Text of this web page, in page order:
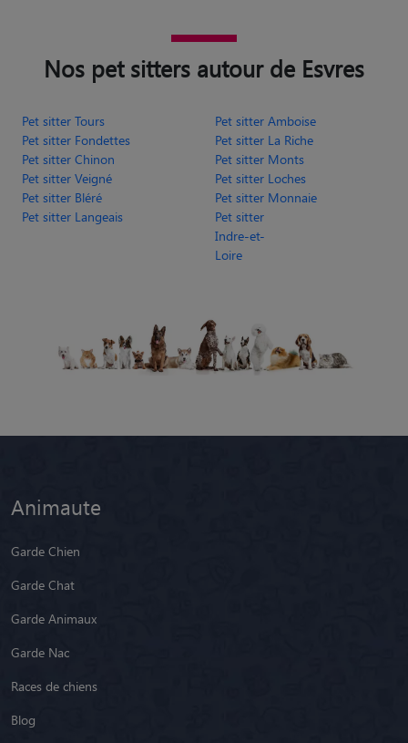
Nos pet sitters autour de Esvres
Pet sitter Tours
Pet sitter Amboise
Pet sitter Fondettes
Pet sitter La Riche
Pet sitter Chinon
Pet sitter Monts
Pet sitter Veigné
Pet sitter Loches
Pet sitter Bléré
Pet sitter Monnaie
Pet sitter Langeais
Pet sitter
Indre-et-
Loire
Animaute
Garde Chien
Garde Chat
Garde Animaux
Garde Nac
Races de chiens
Blog